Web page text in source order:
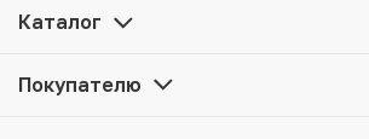
цене можно в нашем интернет-магазине — Вам
нашем складе.
Каталог
Покупателю